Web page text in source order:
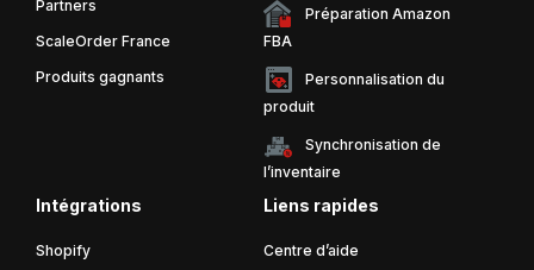
Partners
ScaleOrder France
Produits gagnants
Préparation Amazon
FBA
Personnalisation du
produit
Synchronisation de
l’inventaire
Intégrations
Shopify
Liens rapides
Centre d’aide